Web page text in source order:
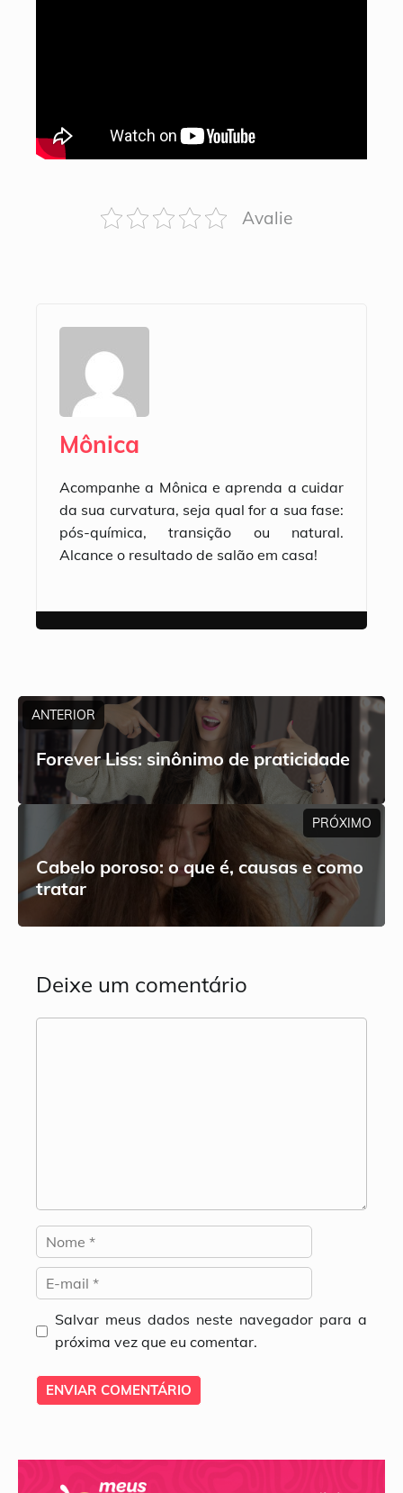
Avalie
Mônica
Acompanhe a Mônica e aprenda a cuidar
da sua curvatura, seja qual for a sua fase:
pós-química, transição ou natural.
Alcance o resultado de salão em casa!
ANTERIOR
Forever Liss: sinônimo de praticidade
PRÓXIMO
Cabelo poroso: o que é, causas e como
tratar
Deixe um comentário
Nome
E-
mail
Salvar meus dados neste navegador para a
próxima vez que eu comentar.
Site